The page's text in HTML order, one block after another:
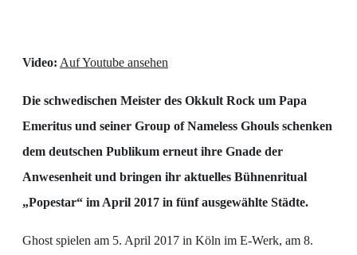
Video: Auf Youtube ansehen
Die schwedischen Meister des Okkult Rock um Papa
Emeritus und seiner Group of Nameless Ghouls schenken
dem deutschen Publikum erneut ihre Gnade der
Anwesenheit und bringen ihr aktuelles Bühnenritual
„Popestar“ im April 2017 in fünf ausgewählte Städte.
Ghost spielen am 5. April 2017 in Köln im E-Werk, am 8.